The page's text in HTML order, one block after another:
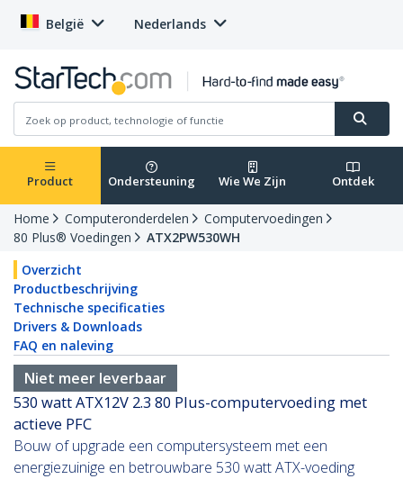
België Nederlands
Product Ondersteuning Wie We Zijn Ontdek
Home Computeronderdelen
Computervoedingen
80 Plus® Voedingen
ATX2PW530WH
Overzicht
Productbeschrijving
Technische specificaties
Drivers & Downloads
FAQ en naleving
Niet meer leverbaar
530 watt ATX12V 2.3 80 Plus-computervoeding met
actieve PFC
Bouw of upgrade een computersysteem met een
energiezuinige en betrouwbare 530 watt ATX-voeding